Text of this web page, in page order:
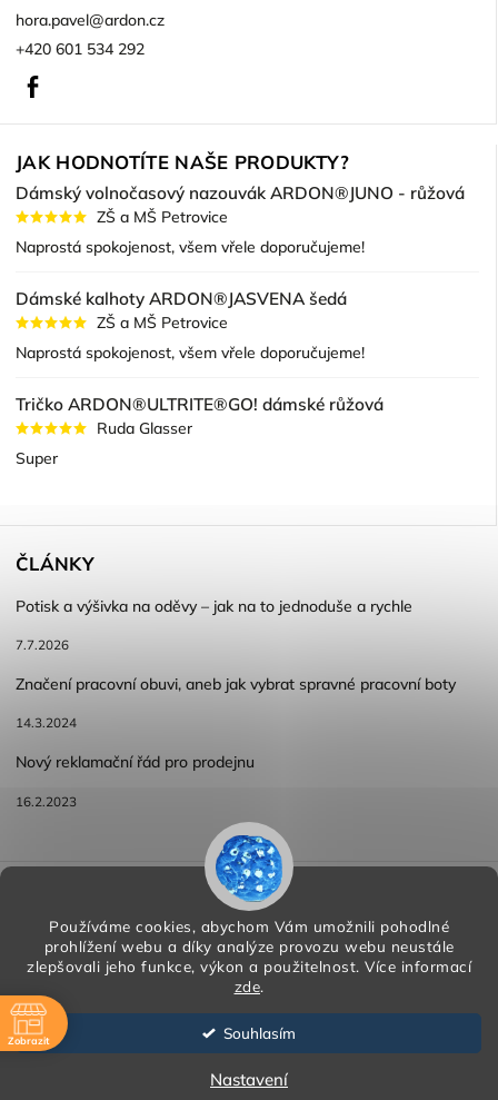
Používáme cookies, abychom Vám umožnili pohodlné
prohlížení webu a díky analýze provozu webu neustále
zlepšovali jeho funkce, výkon a použitelnost. Více informací
zde.
Souhlasím
Nastavení
hora.pavel@ardon.cz
+420 601 534 292
JAK HODNOTÍTE NAŠE PRODUKTY?
Dámský volnočasový nazouvák ARDON®JUNO - růžová
ZŠ a MŠ Petrovice
Naprostá spokojenost, všem vřele doporučujeme!
Dámské kalhoty ARDON®JASVENA šedá
ZŠ a MŠ Petrovice
Naprostá spokojenost, všem vřele doporučujeme!
Tričko ARDON®ULTRITE®GO! dámské růžová
Ruda Glasser
Super
ČLÁNKY
Potisk a výšivka na oděvy – jak na to jednoduše a rychle
7.7.2026
Značení pracovní obuvi, aneb jak vybrat spravné pracovní boty
14.3.2024
Nový reklamační řád pro prodejnu
16.2.2023
Reklamace a vracení zboží
Podmínky ochrany osobních údajů
Copyright 2026 HORA PP s.r.o.
Shoptet | Design
Zobrazit